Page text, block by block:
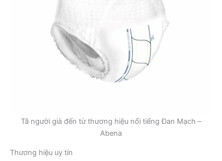
Tã người già đến từ thương hiệu nổi tiếng Đan Mạch –
Abena
Thương hiệu uy tín